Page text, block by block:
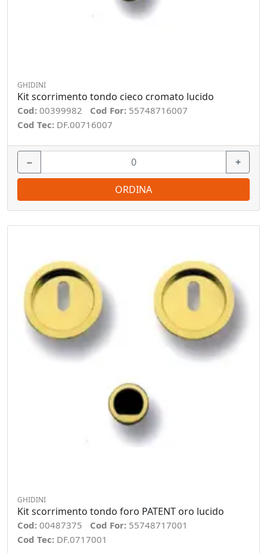
GHIDINI
Kit scorrimento tondo cieco cromato lucido
Cod: 00399982 Cod For: 55748716007
Cod Tec: DF.00716007
− +
ORDINA
GHIDINI
Kit scorrimento tondo foro PATENT oro lucido
Cod: 00487375 Cod For: 55748717001
Cod Tec: DF.0717001